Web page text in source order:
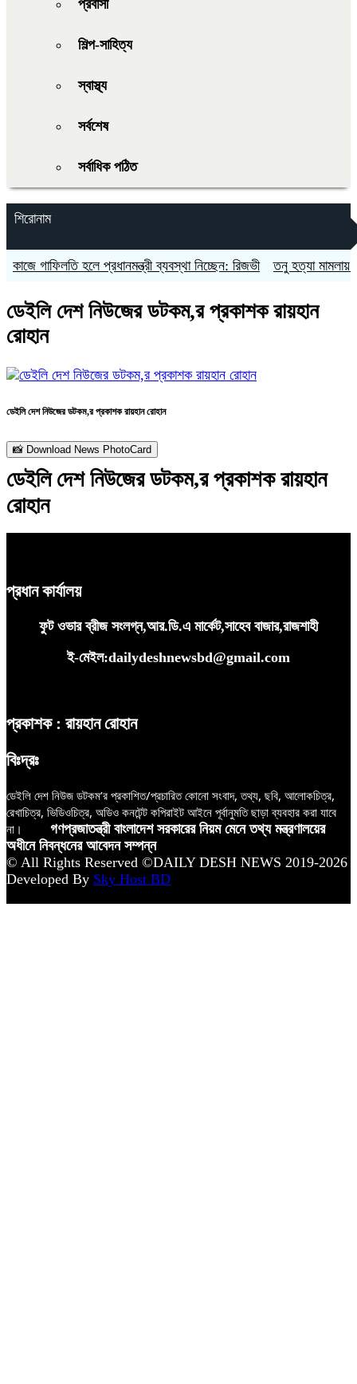
প্রবাসী
শিল্প-সাহিত্য
স্বাস্থ্য
সর্বশেষ
সর্বাধিক পঠিত
শিরোনাম
হলে প্রধানমন্ত্রী ব্যবস্থা নিচ্ছেন: রিজভী তনু হত্যা মামলায় ফের
ডেইলি দেশ নিউজের ডটকম,র প্রকাশক রায়হান
রোহান
ডেইলি দেশ নিউজের ডটকম,র প্রকাশক রায়হান রোহান
📸 Download News PhotoCard
ডেইলি দেশ নিউজের ডটকম,র প্রকাশক রায়হান
রোহান
প্রধান কার্যালয়
ফুট ওভার ব্রীজ সংলগ্ন,আর.ডি.এ মার্কেট,সাহেব বাজার,রাজশাহী
ই-মেইল:dailydeshnewsbd@gmail.com
প্রকাশক : রায়হান রোহান
বিঃদ্রঃ
ডেইলি দেশ নিউজ ডটকম’র প্রকাশিত/প্রচারিত কোনো সংবাদ, তথ্য, ছবি, আলোকচিত্র,
রেখাচিত্র, ভিডিওচিত্র, অডিও কনটেন্ট কপিরাইট আইনে পূর্বানুমতি ছাড়া ব্যবহার করা যাবে
না।
গণপ্রজাতন্ত্রী বাংলাদেশ সরকারের নিয়ম মেনে তথ্য মন্ত্রণালয়ের
অধীনে নিবন্ধনের আবেদন সম্পন্ন
© All Rights Reserved ©DAILY DESH NEWS 2019-2026
Developed By Sky Host BD